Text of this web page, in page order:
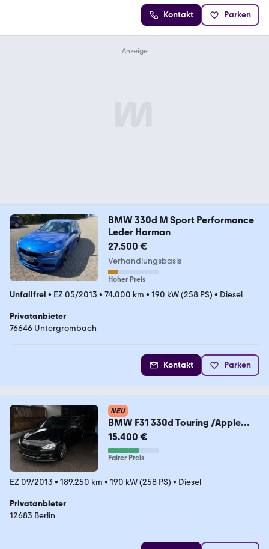
Kontakt Parken
BMW 330d M Sport Performance
Leder Harman
27.500 €
Verhandlungsbasis
Hoher Preis
Unfallfrei • EZ 05/2013 • 74.000 km • 190 kW (258 PS) • Diesel
Privatanbieter
76646 Untergrombach
Kontakt Parken
NEU
BMW F31 330d Touring /Apple
CarPlay/ M-Paket/
15.400 €
Fairer Preis
EZ 09/2013 • 189.250 km • 190 kW (258 PS) • Diesel
Privatanbieter
12683 Berlin